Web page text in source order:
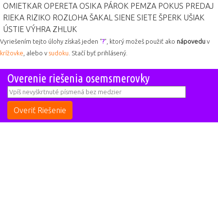
OMIETKAR OPERETA OSIKA PÁROK PEMZA POKUS PREDAJ
RIEKA RIZIKO ROZLOHA ŠAKAL SIENE SIETE ŠPERK UŠIAK
ÚSTIE VÝHRA ZHLUK
Vyriešením tejto úlohy získaš jeden "?", ktorý možeš použiť ako nápovedu v
krížovke , alebo v sudoku . Stačí byť prihlásený.
Overenie riešenia osemsmerovky